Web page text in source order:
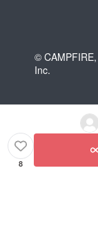
© CAMPFIRE,
Inc.
8